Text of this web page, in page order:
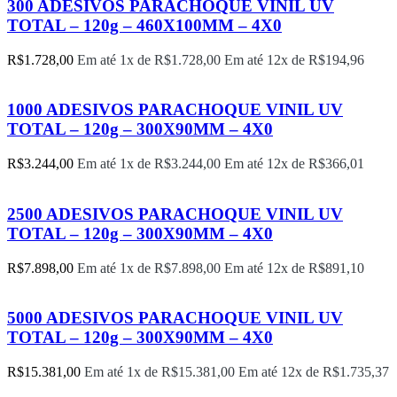
300 ADESIVOS PARACHOQUE VINIL UV
TOTAL – 120g – 460X100MM – 4X0
R$1.728,00 Em até 1x de R$1.728,00 Em até 12x de R$194,96
1000 ADESIVOS PARACHOQUE VINIL UV
TOTAL – 120g – 300X90MM – 4X0
R$3.244,00 Em até 1x de R$3.244,00 Em até 12x de R$366,01
2500 ADESIVOS PARACHOQUE VINIL UV
TOTAL – 120g – 300X90MM – 4X0
R$7.898,00 Em até 1x de R$7.898,00 Em até 12x de R$891,10
5000 ADESIVOS PARACHOQUE VINIL UV
TOTAL – 120g – 300X90MM – 4X0
R$15.381,00 Em até 1x de R$15.381,00 Em até 12x de R$1.735,37